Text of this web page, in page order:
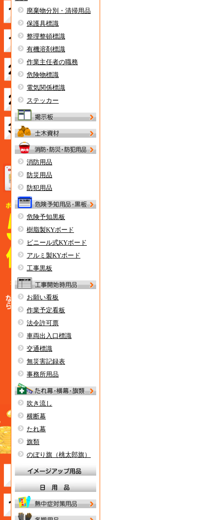
廃棄物分別・清掃用品
保護具標識
整理整頓標識
有機溶剤標識
作業主任者の職務
危険物標識
電気関係標識
ステッカー
消防用品
防災用品
防犯用品
危険予知黒板
樹脂製KYボード
ビニール式KYボード
アルミ製KYボード
工事黒板
お願い看板
作業予定看板
法令許可票
車両出入口標識
交通標識
無災害記録表
事務所用品
吹き流し
横断幕
たれ幕
旗類
のぼり旗（桃太郎旗）